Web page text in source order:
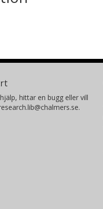
hittar en bugg eller vill